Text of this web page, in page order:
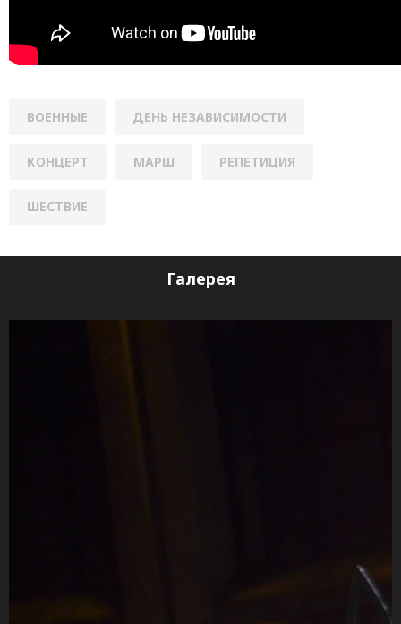
ВОЕННЫЕ ДЕНЬ НЕЗАВИСИМОСТИ
КОНЦЕРТ МАРШ РЕПЕТИЦИЯ
ШЕСТВИЕ
Галерея